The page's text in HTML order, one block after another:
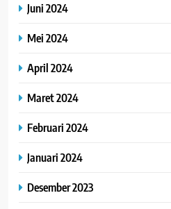
Juni 2024
Mei 2024
April 2024
Maret 2024
Februari 2024
Januari 2024
Desember 2023